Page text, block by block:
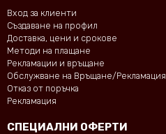
Вход за клиенти
Създаване на профил
Доставка, цени и срокове
Методи на плащане
Рекламации и връщане
Обслужване на Връщане/Рекламация
Отказ от поръчка
Рекламация
СПЕЦИАЛНИ ОФЕРТИ